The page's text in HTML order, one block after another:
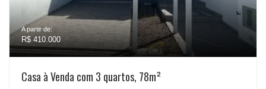
A partir de:
R$ 410.000
Casa à Venda com 3 quartos, 78m²